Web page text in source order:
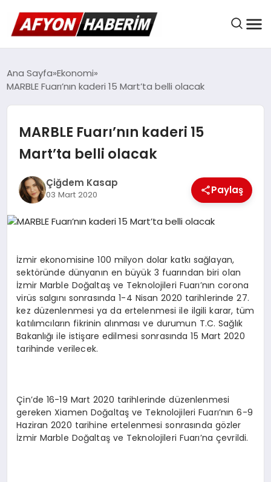
AFYON HABER
BELEDIYELER
EKONOMI
SPOR
MAGAZIN
TEKNOLOJI
Ana Sayfa Ekonomi
MARBLE Fuarı’nın kaderi 15 Mart’ta belli olacak
MARBLE Fuarı’nın kaderi 15
Mart’ta belli olacak
Çiğdem Kasap
03 Mart 2020 Paylaş
İzmir ekonomisine 100 milyon dolar katkı sağlayan,
sektöründe dünyanın en büyük 3 fuarından biri olan
İzmir Marble Doğaltaş ve Teknolojileri Fuarı’nın corona
virüs salgını sonrasında 1-4 Nisan 2020 tarihlerinde 27.
kez düzenlenmesi ya da ertelenmesi ile ilgili karar, tüm
katılımcıların fikrinin alınması ve durumun T.C. Sağlık
Bakanlığı ile istişare edilmesi sonrasında 15 Mart 2020
tarihinde verilecek.
Çin’de 16-19 Mart 2020 tarihlerinde düzenlenmesi
gereken Xiamen Doğaltaş ve Teknolojileri Fuarı’nın 6-9
Haziran 2020 tarihine ertelenmesi sonrasında gözler
İzmir Marble Doğaltaş ve Teknolojileri Fuarı’na çevrildi.